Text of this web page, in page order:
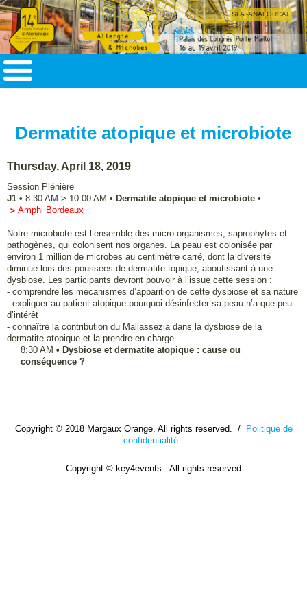
SFA -ANAFORCAL
Dermatite atopique et microbiote
Thursday, April 18, 2019
Session Plénière
J1 • 8:30 AM > 10:00 AM • Dermatite atopique et microbiote •
Amphi Bordeaux
Notre microbiote est l’ensemble des micro-organismes, saprophytes et
pathogènes, qui colonisent nos organes. La peau est colonisée par
environ 1 million de microbes au centimètre carré, dont la diversité
diminue lors des poussées de dermatite topique, aboutissant à une
dysbiose. Les participants devront pouvoir à l’issue cette session :
- comprendre les mécanismes d’apparition de cette dysbiose et sa nature
- expliquer au patient atopique pourquoi désinfecter sa peau n’a que peu
d’intérêt
- connaître la contribution du Mallassezia dans la dysbiose de la
dermatite atopique et la prendre en charge.
8:30 AM • Dysbiose et dermatite atopique : cause ou
conséquence ?
Copyright © 2018 Margaux Orange. All rights reserved. / Politique de
confidentialité
Copyright © key4events - All rights reserved